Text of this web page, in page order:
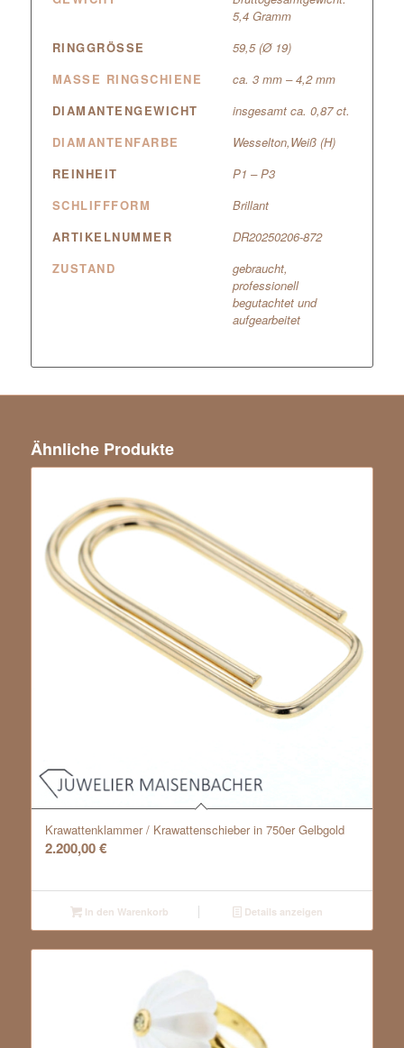
5,4 Gramm
RINGGRÖSSE
59,5 (Ø 19)
MASSE RINGSCHIENE
ca. 3 mm – 4,2 mm
DIAMANTENGEWICHT
insgesamt ca. 0,87 ct.
DIAMANTENFARBE
Wesselton,Weiß (H)
REINHEIT
P1 – P3
SCHLIFFFORM
Brillant
ARTIKELNUMMER
DR20250206-872
ZUSTAND
gebraucht,
professionell
begutachtet und
aufgearbeitet
Ähnliche Produkte
Krawattenklammer / Krawattenschieber in 750er Gelbgold
2.200,00€
In den Warenkorb Details anzeigen